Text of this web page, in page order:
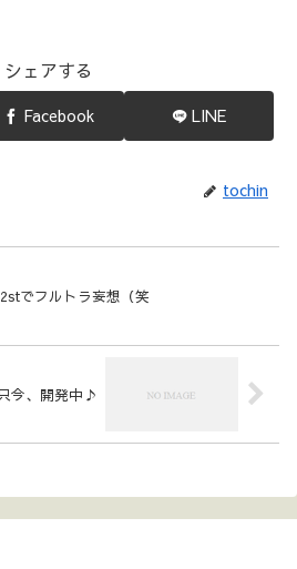
シェアする
Facebook LINE
tochin
2stでフルトラ妄想（笑
只今、開発中♪